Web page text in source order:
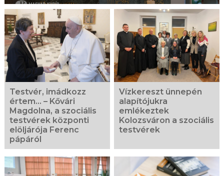
Testvér, imádkozz
értem… – Kővári
Magdolna, a szociális
testvérek központi
elöljárója Ferenc
pápáról
Vízkereszt ünnepén
alapítójukra
emlékeztek
Kolozsváron a szociális
testvérek